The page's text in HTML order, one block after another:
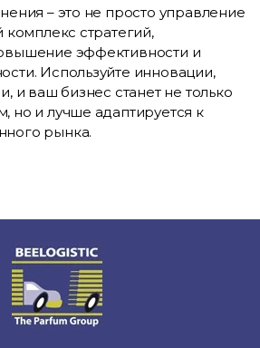
– это не просто управление
комплекс стратегий,
эффективности и
Используйте инновации,
и ваш бизнес станет не только
но и лучше адаптируется к
рынка.